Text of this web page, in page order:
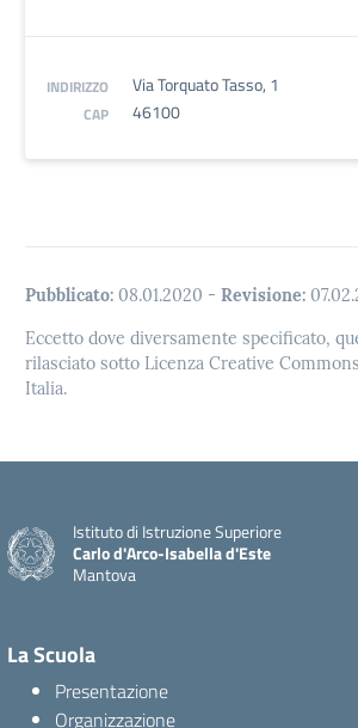
INDIRIZZO Via Torquato Tasso, 1
CAP 46100
Pubblicato: 08.01.2020 - Revisione:
Eccetto dove diversamente specificato,
rilasciato sotto Licenza Creative
Italia.
Istituto di Istruzione Superiore
Carlo d'Arco-Isabella d'Este
Mantova
La Scuola
Presentazione
Organizzazione